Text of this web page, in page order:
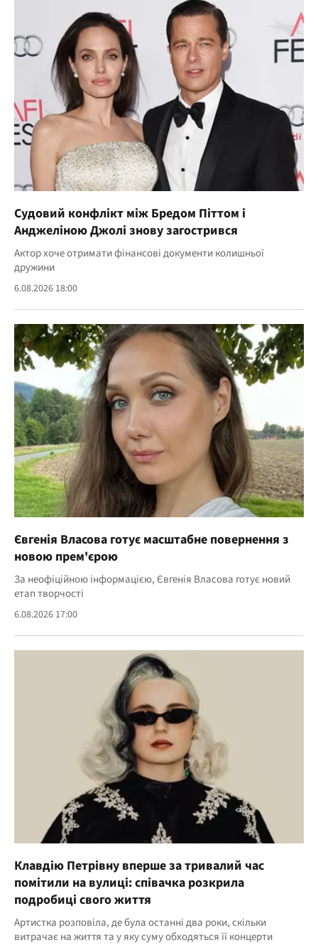
Судовий конфлікт між Бредом Піттом і
Анджеліною Джолі знову загострився
Актор хоче отримати фінансові документи колишньої
дружини
6.08.2026 18:00
Євгенія Власова готує масштабне повернення з
новою прем'єрою
За неофіційною інформацією, Євгенія Власова готує новий
етап творчості
6.08.2026 17:00
Клавдію Петрівну вперше за тривалий час
помітили на вулиці: співачка розкрила
подробиці свого життя
Артистка розповіла, де була останні два роки, скільки
витрачає на життя та у яку суму обходяться її концерти